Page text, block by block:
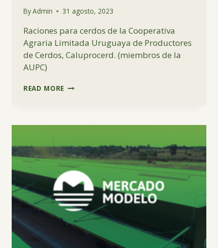
ByAdmin 31 agosto, 2023
Raciones para cerdos de la Cooperativa
Agraria Limitada Uruguaya de Productores
de Cerdos, Caluprocerd. (miembros de la
AUPC)
READ MORE RACIONES